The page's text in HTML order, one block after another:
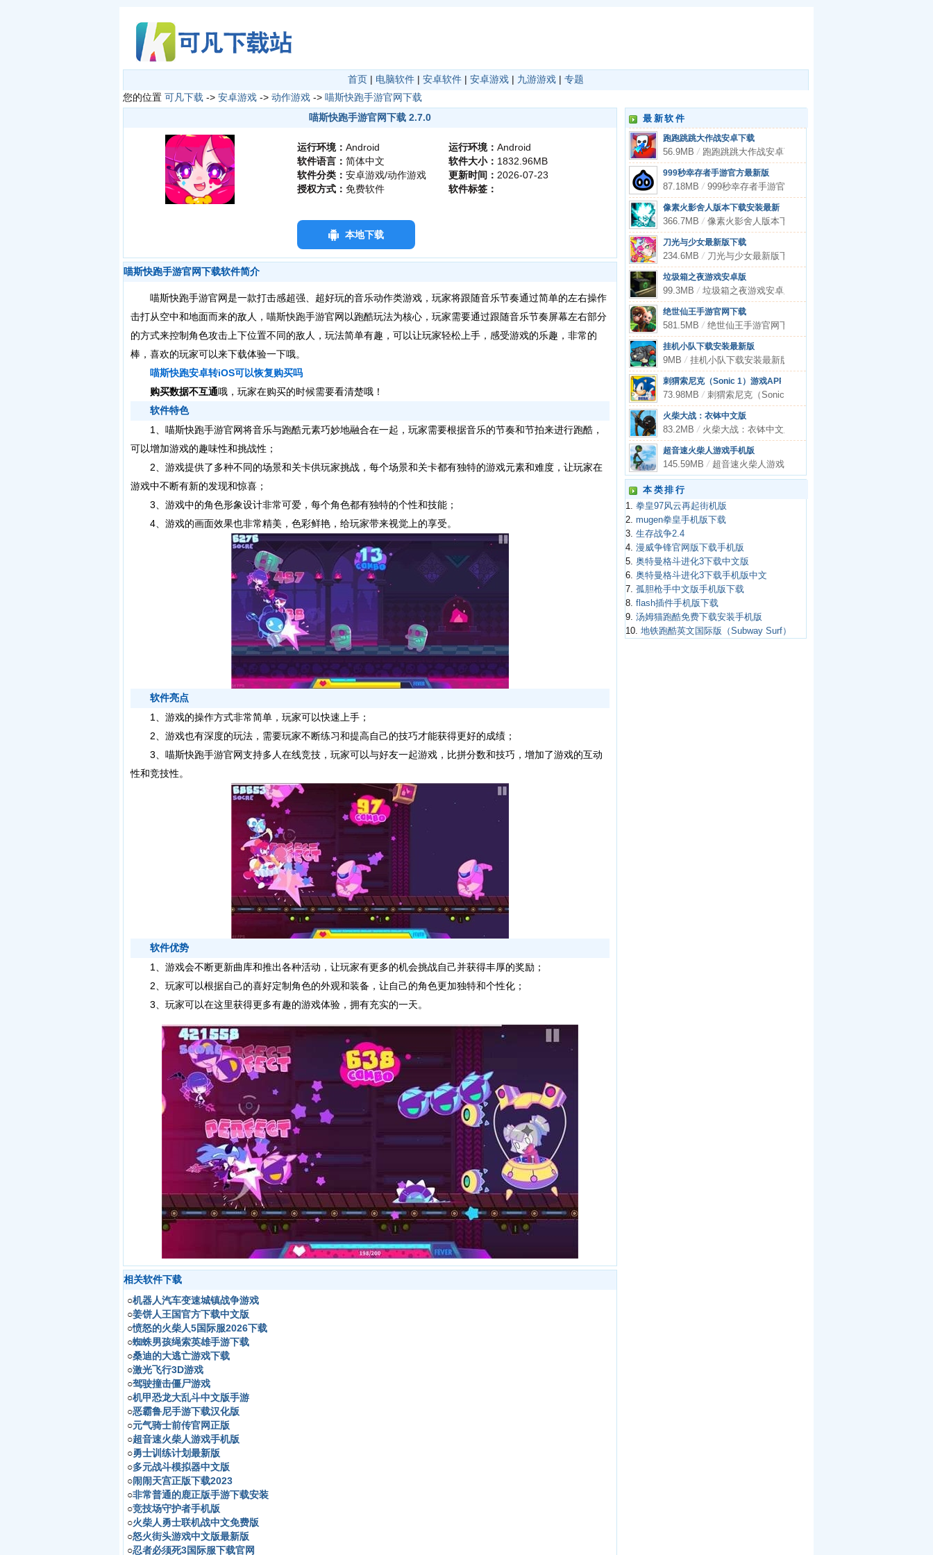
首页 | 电脑软件 | 安卓软件 | 安卓游戏 | 九游游戏 | 专题
您的位置 可凡下载 -> 安卓游戏 -> 动作游戏 -> 喵斯快跑手游官网下载
喵斯快跑手游官网下载 2.7.0
运行环境： Android
软件语言： 简体中文
软件分类： 安卓游戏/动作游戏
授权方式： 免费软件
运行环境： Android
软件大小： 1832.96MB
更新时间： 2026-07-23
软件标签：
本地下载
喵斯快跑手游官网下载软件简介
喵斯快跑手游官网是一款打击感超强、超好玩的音乐动作类游戏，玩家将跟随音乐节奏通过简单的左右操作
击打从空中和地面而来的敌人，喵斯快跑手游官网以跑酷玩法为核心，玩家需要通过跟随音乐节奏屏幕左右部分
的方式来控制角色攻击上下位置不同的敌人，玩法简单有趣，可以让玩家轻松上手，感受游戏的乐趣，非常的
棒，喜欢的玩家可以来下载体验一下哦。
喵斯快跑安卓转iOS可以恢复购买吗
购买数据不互通哦，玩家在购买的时候需要看清楚哦！
软件特色
1、喵斯快跑手游官网将音乐与跑酷元素巧妙地融合在一起，玩家需要根据音乐的节奏和节拍来进行跑酷，
可以增加游戏的趣味性和挑战性；
2、游戏提供了多种不同的场景和关卡供玩家挑战，每个场景和关卡都有独特的游戏元素和难度，让玩家在
游戏中不断有新的发现和惊喜；
3、游戏中的角色形象设计非常可爱，每个角色都有独特的个性和技能；
4、游戏的画面效果也非常精美，色彩鲜艳，给玩家带来视觉上的享受。
软件亮点
1、游戏的操作方式非常简单，玩家可以快速上手；
2、游戏也有深度的玩法，需要玩家不断练习和提高自己的技巧才能获得更好的成绩；
3、喵斯快跑手游官网支持多人在线竞技，玩家可以与好友一起游戏，比拼分数和技巧，增加了游戏的互动
性和竞技性。
软件优势
1、游戏会不断更新曲库和推出各种活动，让玩家有更多的机会挑战自己并获得丰厚的奖励；
2、玩家可以根据自己的喜好定制角色的外观和装备，让自己的角色更加独特和个性化；
3、玩家可以在这里获得更多有趣的游戏体验，拥有充实的一天。
相关软件下载
○机器人汽车变速城镇战争游戏
○姜饼人王国官方下载中文版
○愤怒的火柴人5国际服2026下载
○蜘蛛男孩绳索英雄手游下载
○桑迪的大逃亡游戏下载
○激光飞行3D游戏
○驾驶撞击僵尸游戏
○机甲恐龙大乱斗中文版手游
○恶霸鲁尼手游下载汉化版
○元气骑士前传官网正版
○超音速火柴人游戏手机版
○勇士训练计划最新版
○多元战斗模拟器中文版
○闹闹天宫正版下载2023
○非常普通的鹿正版手游下载安装
○竞技场守护者手机版
○火柴人勇士联机战中文免费版
○怒火街头游戏中文版最新版
○忍者必须死3国际服下载官网
最新软件
跑跑跳跳大作战安卓下载
56.9MB/ 跑跑跳跳大作战安卓下载
999秒幸存者手游官方最新版
87.18MB/ 999秒幸存者手游官方最新版
像素火影舍人版本下载安装最新
366.7MB/ 像素火影舍人版本下载安装最新
刀光与少女最新版下载
234.6MB/ 刀光与少女最新版下载
垃圾箱之夜游戏安卓版
99.3MB/ 垃圾箱之夜游戏安卓版
绝世仙王手游官网下载
581.5MB/ 绝世仙王手游官网下载
挂机小队下载安装最新版
9MB/ 挂机小队下载安装最新版
刺猬索尼克（Sonic 1）游戏APP下载
73.98MB/ 刺猬索尼克（Sonic 1）游戏APP下载
火柴大战：衣钵中文版
83.2MB/ 火柴大战：衣钵中文版
超音速火柴人游戏手机版
145.59MB/ 超音速火柴人游戏手机版
本类排行
1. 拳皇97风云再起街机版
2. mugen拳皇手机版下载
3. 生存战争2.4
4. 漫威争锋官网版下载手机版
5. 奥特曼格斗进化3下载中文版
6. 奥特曼格斗进化3下载手机版中文
7. 孤胆枪手中文版手机版下载
8. flash插件手机版下载
9. 汤姆猫跑酷免费下载安装手机版
10. 地铁跑酷英文国际版（Subway Surf）